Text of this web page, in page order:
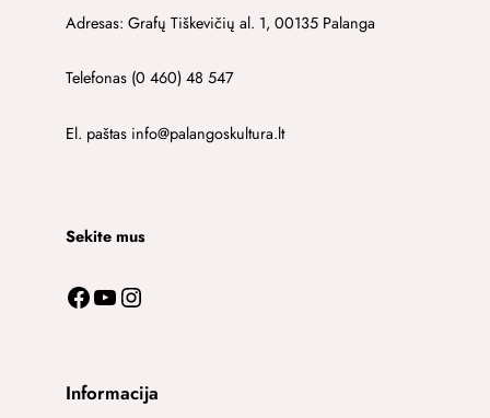
Adresas: Grafų Tiškevičių al. 1, 00135 Palanga
Telefonas (0 460) 48 547
El. paštas info@palangoskultura.lt
Sekite mus
Facebook YouTube Instagram
Informacija